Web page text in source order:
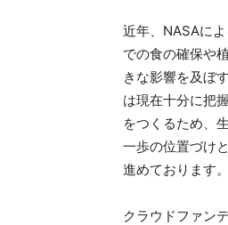
近年、NASAに
での食の確保や
きな影響を及ぼ
は現在十分に把
をつくるため、
一歩の位置づけ
進めております。
クラウドファン